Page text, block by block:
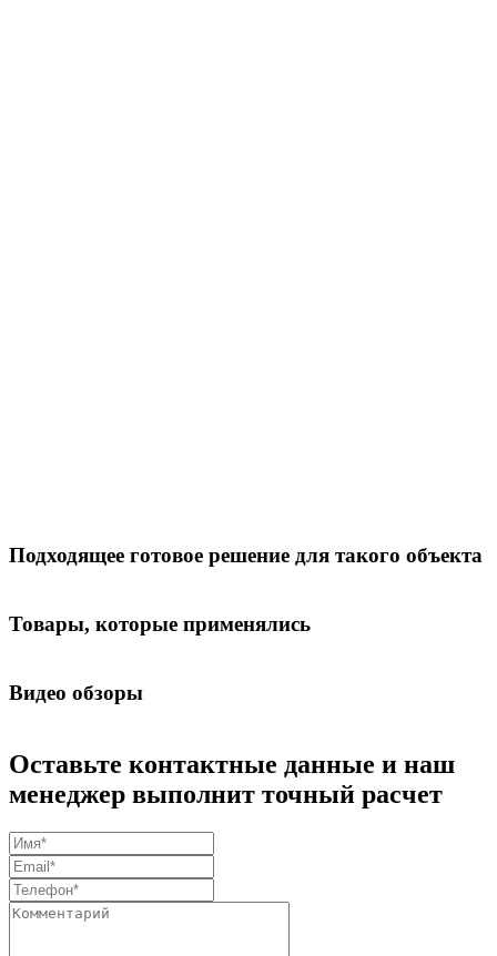
Подходящее готовое решение для такого объекта
Товары, которые применялись
Видео обзоры
Оставьте контактные данные и наш
менеджер выполнит точный расчет